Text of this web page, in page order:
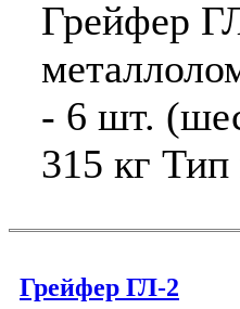
Грейфер
- 6 шт.
315 кг Тип
Грейфер ГЛ-2